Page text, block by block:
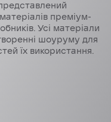
преміум-
Усі матеріали
шоуруму для
їх використання.